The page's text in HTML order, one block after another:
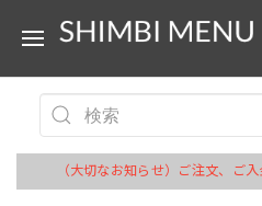
（大切なお知らせ）ご注文、ご